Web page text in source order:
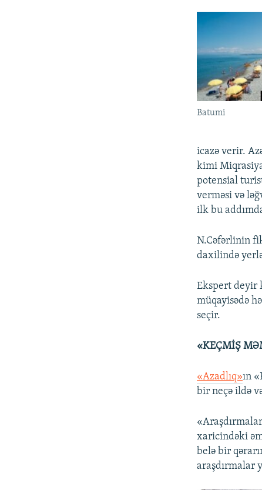
Batumi
icazə verir.
kimi
potensial
verməsi və
ilk bu
N.Cəfərlinin
daxilində
Ekspert deyir
müqayisədə
seçir.
«KEÇMİŞ
«Azadlıq»ın
bir neçə ildə
xaricindəki
belə bir
araşdırmalar